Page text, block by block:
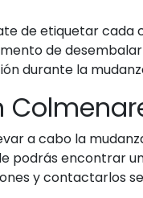
de etiquetar
de
durante la
a cabo la
podrás encontrar
y contactarlos